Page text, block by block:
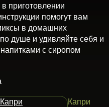
приготовлении
помогут вам
в домашних
душе и удивляйте себя и
с сиропом
Капри